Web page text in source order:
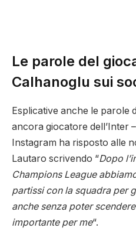
Le parole del
Calhanoglu sui
Esplicative anche le parole
ancora giocatore dell’Inter
Instagram ha risposto alle
Lautaro scrivendo “Dopo
Champions League
partissi con la squadra per
anche senza poter
importante per me“.